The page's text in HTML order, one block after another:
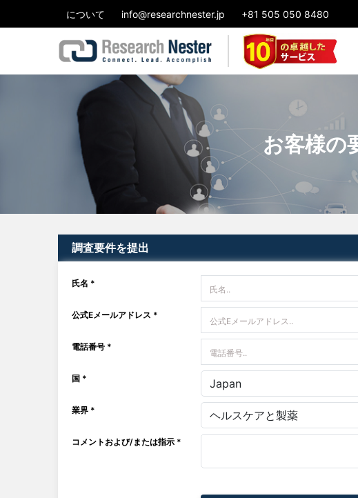
について info@researchnester.jp +81 505 050 8480
お客様の
調査要件を提出
氏名 *
公式Eメールアドレス *
電話番号 *
国 *
業界 *
コメントおよび/または指示 *